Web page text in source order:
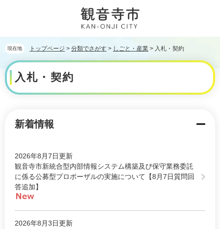
で
す。
ば
て
現在地 トップページ > 分類でさがす > しごと・産業 > 入札・契約
本
文 入札・契約
新着情報
2026年8月7日更新
観音寺市新統合型内部情報システム構築及び保守業務委託
に係る公募型プロポーザルの実施について【8月7日質問回
答追加】
2026年8月3日更新